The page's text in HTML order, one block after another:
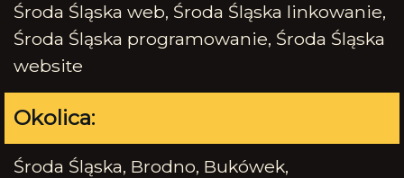
Środa Śląska web, Środa Śląska linkowanie,
Środa Śląska programowanie, Środa Śląska
website
Okolica:
Środa Śląska, Brodno, Bukówek,